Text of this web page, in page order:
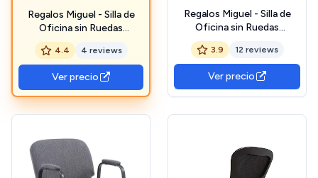
Regalos Miguel - Silla de
Oficina sin Ruedas
Confidente Binet - Máxima
Ergonomía - Ideal para
Escritorio y Gaming
4.4 4 reviews
Ver precio
Regalos Miguel - Silla de
Oficina sin Ruedas
Confidente Midi - Máxima
Ergonomía - Ideal para
Escritorio y Gaming
3.9 12 reviews
Ver precio